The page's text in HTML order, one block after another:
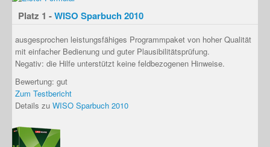
Platz 1 -WISO Sparbuch 2010
ausgesprochen leistungsfähiges Programmpaket von hoher Qualität
mit einfacher Bedienung und guter Plausibilitätsprüfung.
Negativ: die Hilfe unterstützt keine feldbezogenen Hinweise.
Bewertung: gut
Zum Testbericht
Details zu WISO Sparbuch 2010